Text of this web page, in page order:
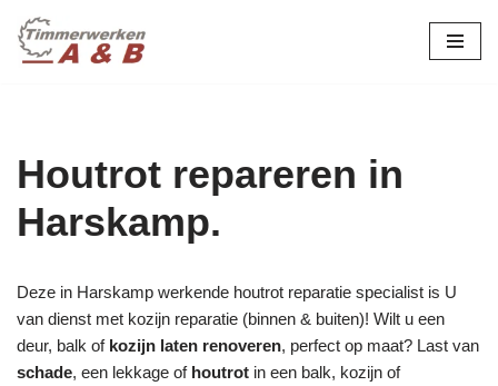
Ga
Houtrot repareren in
Harskamp.
Deze in Harskamp werkende houtrot reparatie specialist is U
van dienst met kozijn reparatie (binnen & buiten)! Wilt u een
deur, balk of kozijn laten renoveren, perfect op maat? Last van
schade, een lekkage of houtrot in een balk, kozijn of